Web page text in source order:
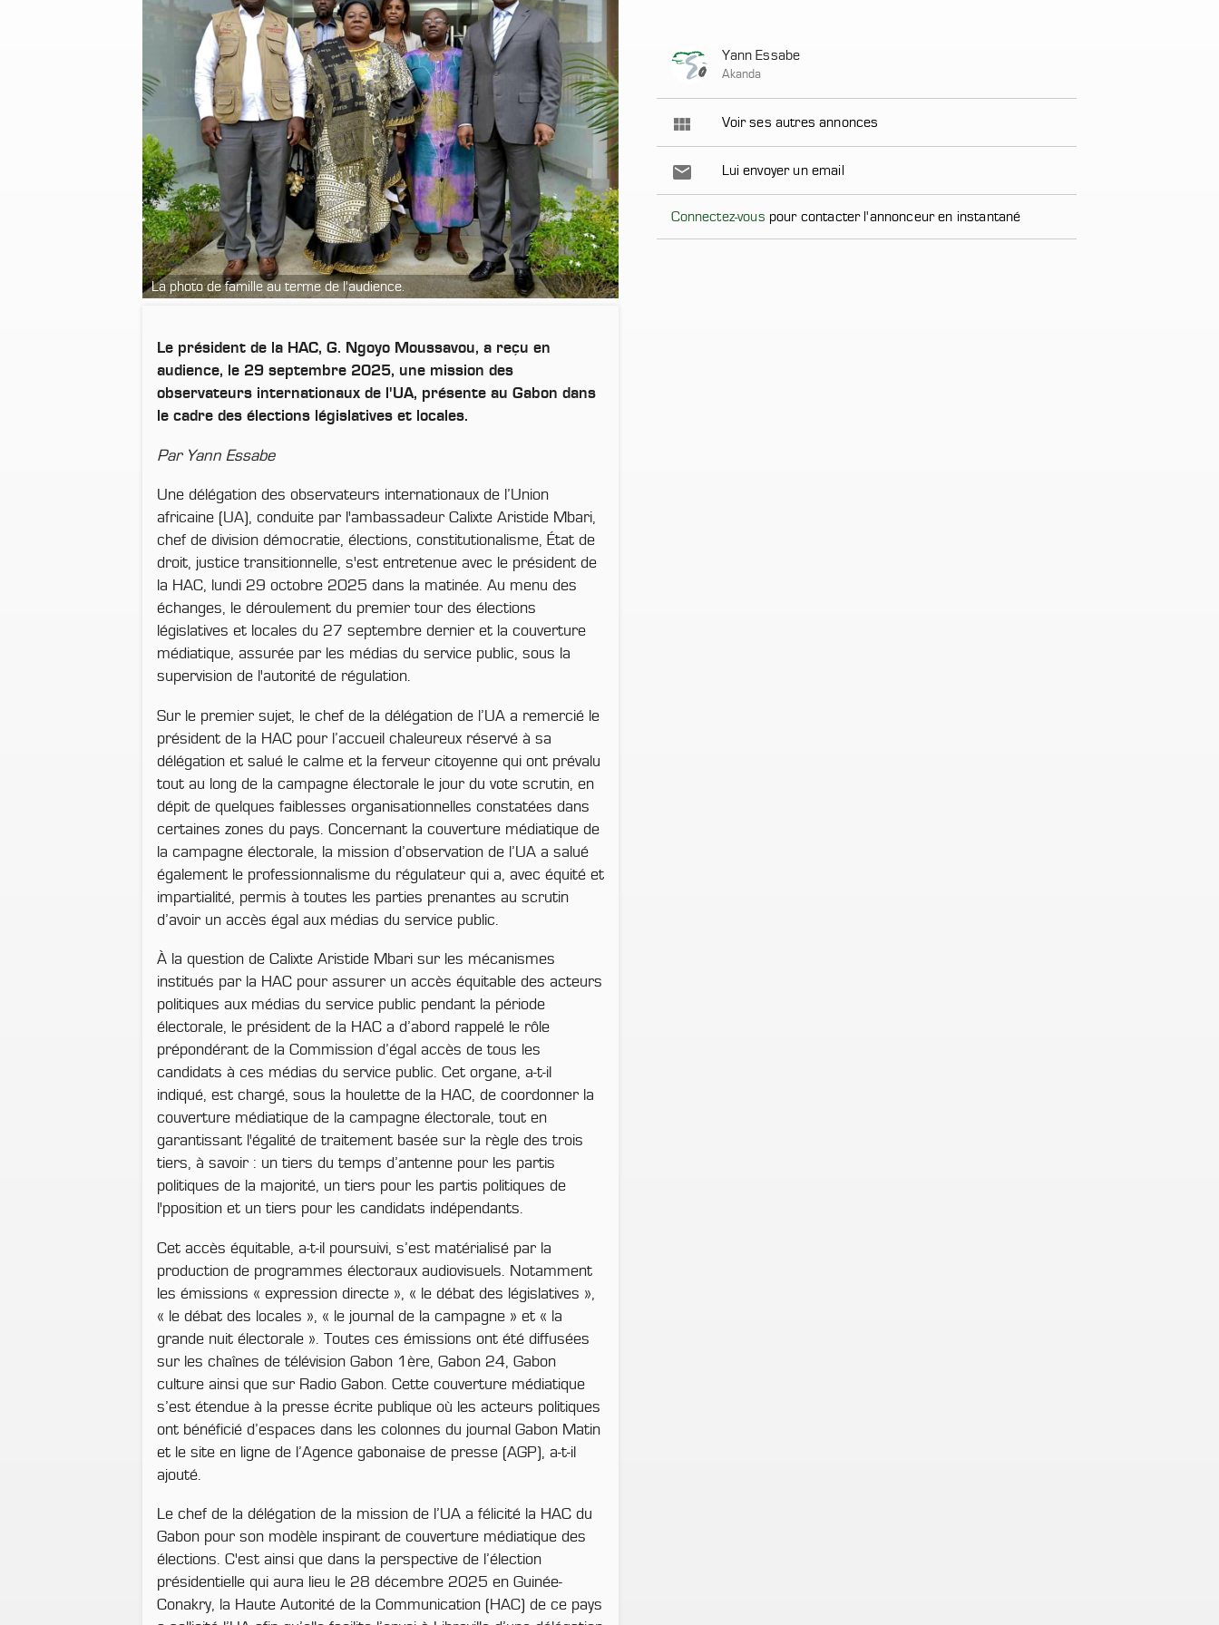
La photo de famille au terme de l'audience.
Le président de la HAC, G. Ngoyo Moussavou, a reçu en
audience, le 29 septembre 2025, une mission des
observateurs internationaux de l'UA, présente au Gabon dans
le cadre des élections législatives et locales.
Par Yann Essabe
Une délégation des observateurs internationaux de l’Union
africaine (UA), conduite par l'ambassadeur Calixte Aristide Mbari,
chef de division démocratie, élections, constitutionalisme, État de
droit, justice transitionnelle, s'est entretenue avec le président de
la HAC, lundi 29 octobre 2025 dans la matinée. Au menu des
échanges, le déroulement du premier tour des élections
législatives et locales du 27 septembre dernier et la couverture
médiatique, assurée par les médias du service public, sous la
supervision de l'autorité de régulation.
Sur le premier sujet, le chef de la délégation de l’UA a remercié le
président de la HAC pour l’accueil chaleureux réservé à sa
délégation et salué le calme et la ferveur citoyenne qui ont prévalu
tout au long de la campagne électorale le jour du vote scrutin, en
dépit de quelques faiblesses organisationnelles constatées dans
certaines zones du pays. Concernant la couverture médiatique de
la campagne électorale, la mission d’observation de l’UA a salué
également le professionnalisme du régulateur qui a, avec équité et
impartialité, permis à toutes les parties prenantes au scrutin
d’avoir un accès égal aux médias du service public.
À la question de Calixte Aristide Mbari sur les mécanismes
institués par la HAC pour assurer un accès équitable des acteurs
politiques aux médias du service public pendant la période
électorale, le président de la HAC a d’abord rappelé le rôle
prépondérant de la Commission d’égal accès de tous les
candidats à ces médias du service public. Cet organe, a-t-il
indiqué, est chargé, sous la houlette de la HAC, de coordonner la
couverture médiatique de la campagne électorale, tout en
garantissant l'égalité de traitement basée sur la règle des trois
tiers, à savoir : un tiers du temps d’antenne pour les partis
politiques de la majorité, un tiers pour les partis politiques de
l'pposition et un tiers pour les candidats indépendants.
Cet accès équitable, a-t-il poursuivi, s’est matérialisé par la
production de programmes électoraux audiovisuels. Notamment
les émissions « expression directe », « le débat des législatives »,
« le débat des locales », « le journal de la campagne » et « la
grande nuit électorale ». Toutes ces émissions ont été diffusées
sur les chaînes de télévision Gabon 1ère, Gabon 24, Gabon
culture ainsi que sur Radio Gabon. Cette couverture médiatique
s’est étendue à la presse écrite publique où les acteurs politiques
ont bénéficié d’espaces dans les colonnes du journal Gabon Matin
et le site en ligne de l’Agence gabonaise de presse (AGP), a-t-il
ajouté.
Le chef de la délégation de la mission de l’UA a félicité la HAC du
Gabon pour son modèle inspirant de couverture médiatique des
élections. C'est ainsi que dans la perspective de l’élection
présidentielle qui aura lieu le 28 décembre 2025 en Guinée-
Conakry, la Haute Autorité de la Communication (HAC) de ce pays
Yann Essabe
Akanda
view_module Voir ses autres annonces
email Lui envoyer un email
Connectez-vous pour contacter l'annonceur en instantané